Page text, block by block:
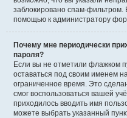
заблокировано спам-фильтром.
помощью к администратору
Почему мне периодически
пароля?
Если вы не отметили флажком
оставаться под своим именем
ограниченное время. Это
смог воспользоваться вашей
приходилось вводить имя
можете выбрать указанный